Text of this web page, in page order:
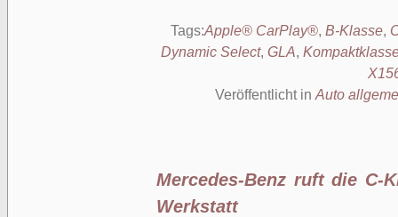
Tags:Apple® CarPlay®, B-Klasse,
Dynamic Select, GLA,
Veröffentlicht in Auto
Mercedes-Benz ruft die C-
Werkstatt